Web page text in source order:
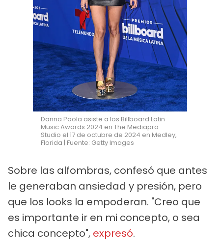
Danna Paola asiste a los Billboard Latin
Music Awards 2024 en The Mediapro
Studio el 17 de octubre de 2024 en Medley,
Florida | Fuente: Getty Images
Sobre las alfombras, confesó que antes
le generaban ansiedad y presión, pero
que los looks la empoderan. "Creo que
es importante ir en mi concepto, o sea
chica concepto", expresó.